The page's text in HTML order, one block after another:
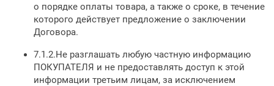
о порядке оплаты товара, а также о сроке, в течение
которого действует предложение о заключении
Договора.
7.1.2.Не разглашать любую частную информацию
ПОКУПАТЕЛЯ и не предоставлять доступ к этой
информации третьим лицам, за исключением